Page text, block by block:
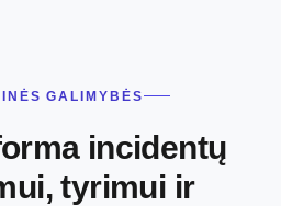
GALIMYBĖS
incidentų
tyrimui ir